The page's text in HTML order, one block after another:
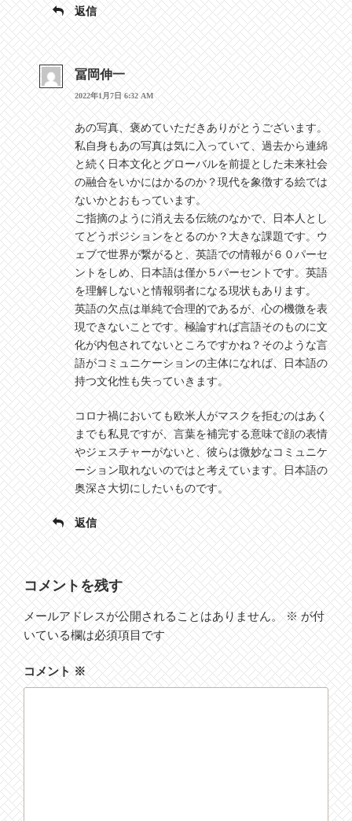
返信
冨岡伸一
2022年1月7日 6:32 AM
あの写真、褒めていただきありがとうございます。
私自身もあの写真は気に入っていて、過去から連綿
と続く日本文化とグローバルを前提とした未来社会
の融合をいかにはかるのか？現代を象徴する絵では
ないかとおもっています。
ご指摘のように消え去る伝統のなかで、日本人とし
てどうポジションをとるのか？大きな課題です。ウ
ェブで世界が繋がると、英語での情報が６０パーセ
ントをしめ、日本語は僅か５パーセントです。英語
を理解しないと情報弱者になる現状もあります。
英語の欠点は単純で合理的であるが、心の機微を表
現できないことです。極論すれば言語そのものに文
化が内包されてないところですかね？そのような言
語がコミュニケーションの主体になれば、日本語の
持つ文化性も失っていきます。
コロナ禍においても欧米人がマスクを拒むのはあく
までも私見ですが、言葉を補完する意味で顔の表情
やジェスチャーがないと、彼らは微妙なコミュニケ
ーション取れないのではと考えています。日本語の
奥深さ大切にしたいものです。
返信
コメントを残す
メールアドレスが公開されることはありません。 ※が付
いている欄は必須項目です
コメント※